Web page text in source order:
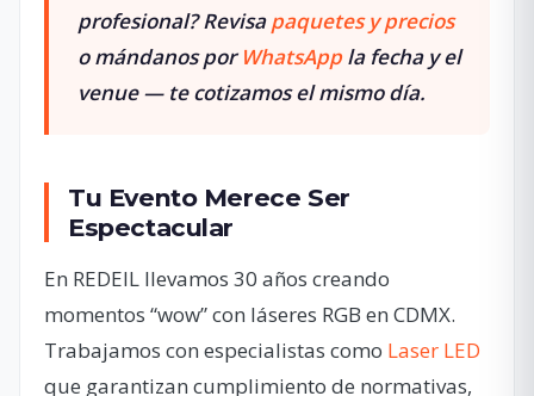
profesional?Revisapaquetes y precios
o mándanos por WhatsAppla fecha y el
venue — te cotizamos el mismo día.
Tu Evento Merece Ser
Espectacular
En REDEIL llevamos 30 años creando
momentos “wow” con láseres RGB en CDMX.
Trabajamos con especialistas como Laser LED
que garantizan cumplimiento de normativas,